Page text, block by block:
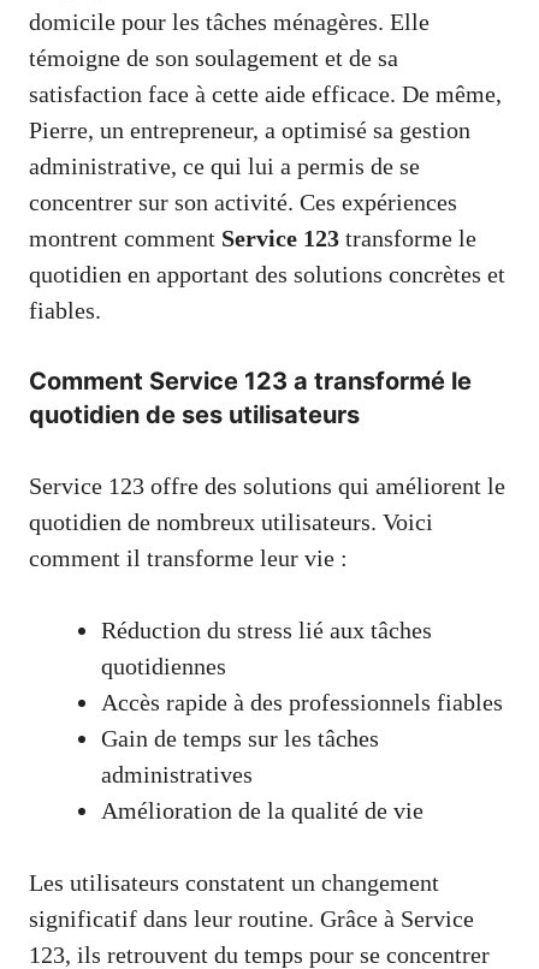
domicile pour les tâches ménagères. Elle
témoigne de son soulagement et de sa
satisfaction face à cette aide efficace. De même,
Pierre, un entrepreneur, a optimisé sa gestion
administrative, ce qui lui a permis de se
concentrer sur son activité. Ces expériences
montrent comment Service 123 transforme le
quotidien en apportant des solutions concrètes et
fiables.
Comment Service 123 a transformé le
quotidien de ses utilisateurs
Service 123 offre des solutions qui améliorent le
quotidien de nombreux utilisateurs. Voici
comment il transforme leur vie :
Réduction du stress lié aux tâches
quotidiennes
Accès rapide à des professionnels fiables
Gain de temps sur les tâches
administratives
Amélioration de la qualité de vie
Les utilisateurs constatent un changement
significatif dans leur routine. Grâce à Service
123, ils retrouvent du temps pour se concentrer